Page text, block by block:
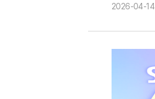
2026-04-14